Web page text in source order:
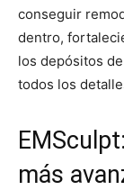
conseguir
dentro,
los depósitos
todos los
más